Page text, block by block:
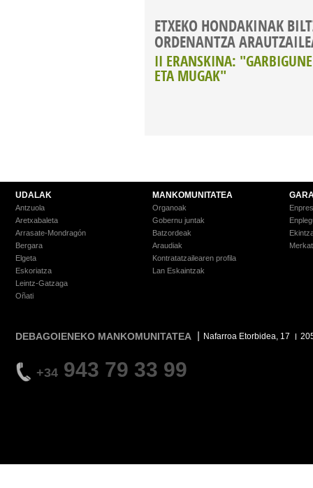
ETXEKO HONDAKINAK
ORDENANTZA
II ERANSKINA:
ETA MUGAK"
UDALAK
Antzuola
Aretxabaleta
Arrasate-Mondragón
Bergara
Elgeta
Eskoriatza
Leintz-Gatzaga
Oñati
MANKOMUNITATEA
Organoak
Gobernu juntak
Batzordeak
Araudiak
Kontratatzailearen profila
Lan Eskaintzak
DEBAGOIENEKO MANKOMUNITATEA Nafarroa Etorbidea, 17
+34 943 79 33 99